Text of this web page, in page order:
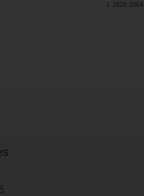
L 1620 2004